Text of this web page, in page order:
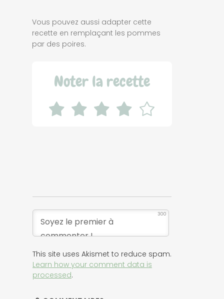
Vous pouvez aussi adapter cette
recette en remplaçant les pommes
par des poires.
Noter la recette
300
This site uses Akismet to reduce spam.
Learn how your comment data is
processed.